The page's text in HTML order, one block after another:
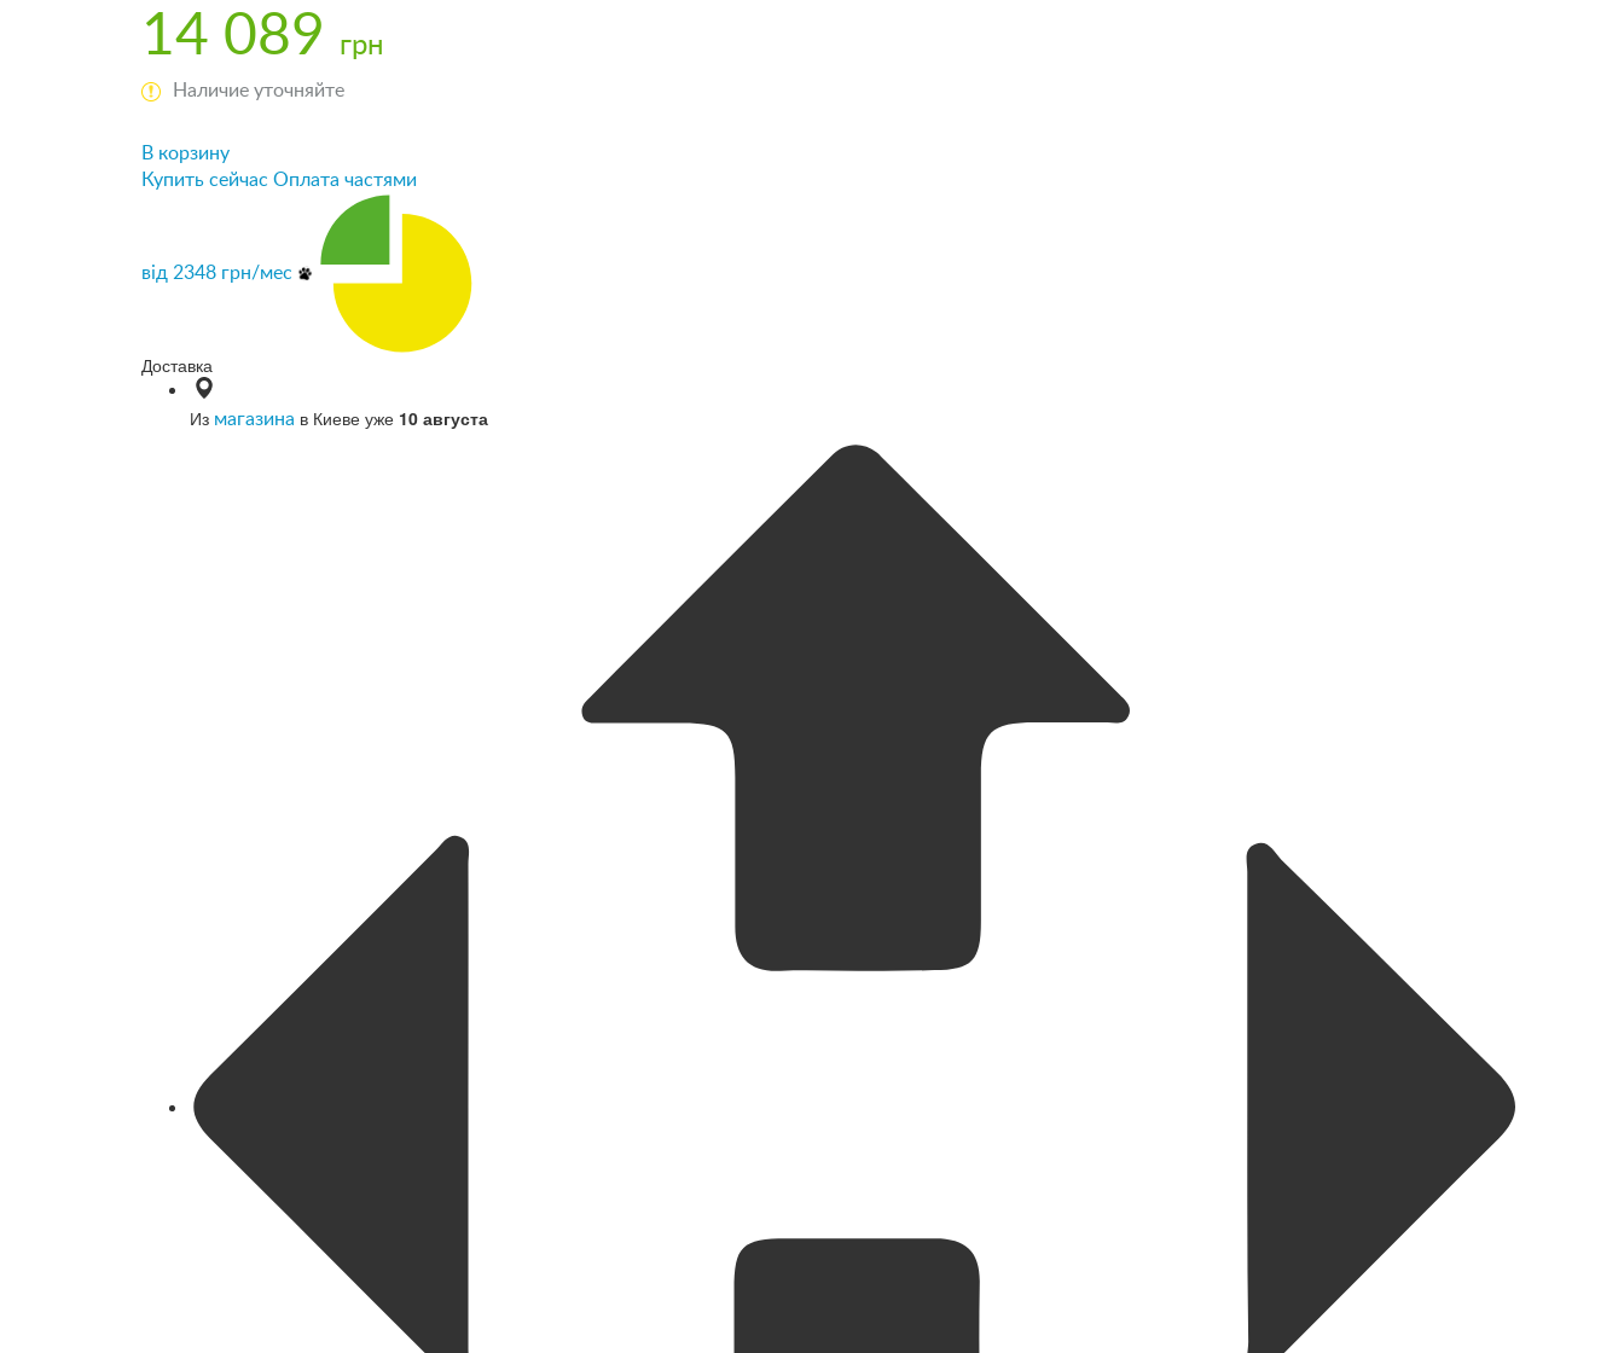
14 089 грн
Наличие уточняйте
В корзину
Купить сейчас Оплата частями
від 2348 грн/мес
Доставка
Из магазина в Киеве уже 10 августа